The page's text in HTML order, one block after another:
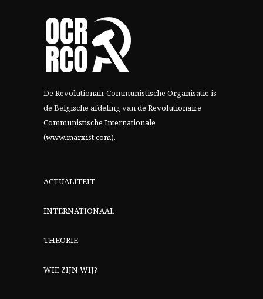
De Revolutionair Communistische Organisatie is
de Belgische afdeling van de Revolutionaire
Communistische Internationale
(www.marxist.com).
ACTUALITEIT
INTERNATIONAAL
THEORIE
WIE ZIJN WIJ?